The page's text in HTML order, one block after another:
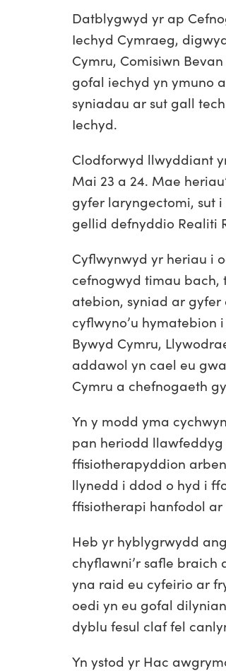
Datblygwyd yr ap
Iechyd Cymraeg,
Cymru, Comisiwn
gofal iechyd yn ymuno
syniadau ar sut gall
Iechyd.
Clodforwyd llwyddiant
Mai 23 a 24. Mae
gyfer laryngectomi, sut
gellid defnyddio Realiti
Cyflwynwyd yr heriau i
cefnogwyd timau bach,
atebion, syniad ar gyfer
cyflwyno’u hymatebion
Bywyd Cymru,
addawol yn cael eu
Cymru a chefnogaeth
Yn y modd yma
pan heriodd llawfeddyg
ffisiotherapyddion
llynedd i ddod o hyd i
ffisiotherapi hanfodol
Heb yr hyblygrwydd
chyflawni’r safle
yna raid eu cyfeirio ar
oedi yn eu gofal
dyblu fesul claf fel
Yn ystod yr Hac